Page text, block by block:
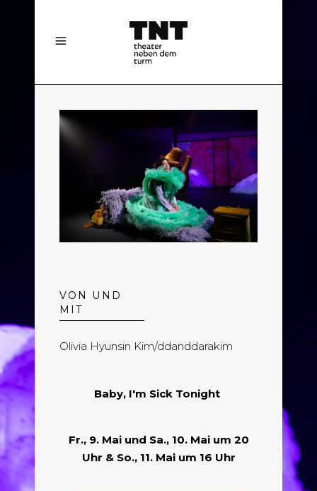
VON UND
MIT
Olivia Hyunsin Kim/ddanddarakim
Baby, I'm Sick Tonight
Fr., 9. Mai und Sa., 10. Mai um 20
Uhr & So., 11. Mai um 16 Uhr